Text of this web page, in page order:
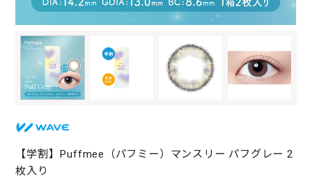
【学割】Puffmee（パフミー）マンスリー パフグレー 2
枚入り